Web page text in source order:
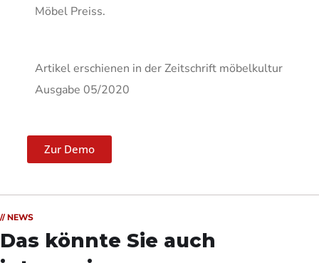
Möbel Preiss.
Artikel erschienen in der Zeitschrift möbelkultur
Ausgabe 05/2020
Zur Demo
// NEWS
Das könnte Sie auch